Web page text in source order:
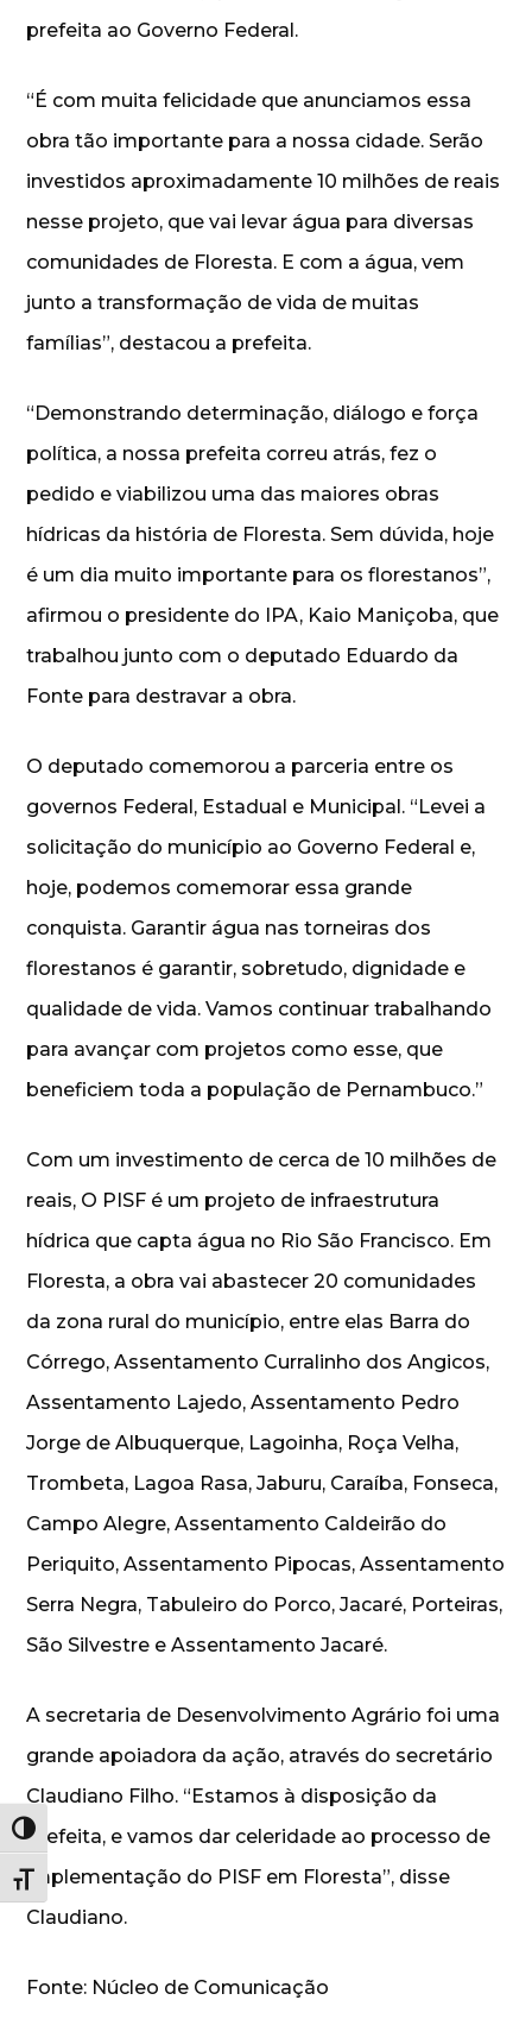
Alternar alto contraste
Alternar tamanho da fonte
prefeita ao Governo Federal.
“É com muita felicidade que anunciamos essa
obra tão importante para a nossa cidade. Serão
investidos aproximadamente 10 milhões de reais
nesse projeto, que vai levar água para diversas
comunidades de Floresta. E com a água, vem
junto a transformação de vida de muitas
famílias”, destacou a prefeita.
“Demonstrando determinação, diálogo e força
política, a nossa prefeita correu atrás, fez o
pedido e viabilizou uma das maiores obras
hídricas da história de Floresta. Sem dúvida, hoje
é um dia muito importante para os florestanos”,
afirmou o presidente do IPA, Kaio Maniçoba, que
trabalhou junto com o deputado Eduardo da
Fonte para destravar a obra.
O deputado comemorou a parceria entre os
governos Federal, Estadual e Municipal. “Levei a
solicitação do município ao Governo Federal e,
hoje, podemos comemorar essa grande
conquista. Garantir água nas torneiras dos
florestanos é garantir, sobretudo, dignidade e
qualidade de vida. Vamos continuar trabalhando
para avançar com projetos como esse, que
beneficiem toda a população de Pernambuco.”
Com um investimento de cerca de 10 milhões de
reais, O PISF é um projeto de infraestrutura
hídrica que capta água no Rio São Francisco. Em
Floresta, a obra vai abastecer 20 comunidades
da zona rural do município, entre elas Barra do
Córrego, Assentamento Curralinho dos Angicos,
Assentamento Lajedo, Assentamento Pedro
Jorge de Albuquerque, Lagoinha, Roça Velha,
Trombeta, Lagoa Rasa, Jaburu, Caraíba, Fonseca,
Campo Alegre, Assentamento Caldeirão do
Periquito, Assentamento Pipocas, Assentamento
Serra Negra, Tabuleiro do Porco, Jacaré, Porteiras,
São Silvestre e Assentamento Jacaré.
A secretaria de Desenvolvimento Agrário foi uma
grande apoiadora da ação, através do secretário
Claudiano Filho. “Estamos à disposição da
prefeita, e vamos dar celeridade ao processo de
implementação do PISF em Floresta”, disse
Claudiano.
Fonte: Núcleo de Comunicação